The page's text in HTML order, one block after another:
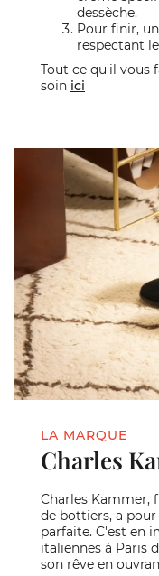
dessèche.
Pour finir,
respectant
Tout ce qu'il vous
soin ici
LA MARQUE
Charles
Charles Kammer,
de bottiers, a
parfaite. C'est en
italiennes à Paris
son rêve en